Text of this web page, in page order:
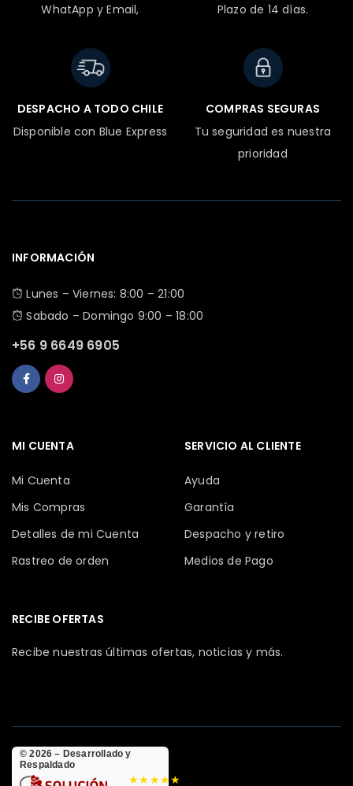
WhatApp y Email,
Plazo de 14 días.
DESPACHO A TODO CHILE
Disponible con Blue Express
COMPRAS SEGURAS
Tu seguridad es nuestra
prioridad
INFORMACIÓN
Lunes – Viernes: 8:00 – 21:00
Sabado – Domingo 9:00 – 18:00
+56 9 6649 6905
MI CUENTA
Mi Cuenta
Mis Compras
Detalles de mi Cuenta
Rastreo de orden
SERVICIO AL CLIENTE
Ayuda
Garantía
Despacho y retiro
Medios de Pago
RECIBE OFERTAS
Recibe nuestras últimas ofertas, noticias y más.
© 2026 – Desarrollado y
Respaldado
★★★★★